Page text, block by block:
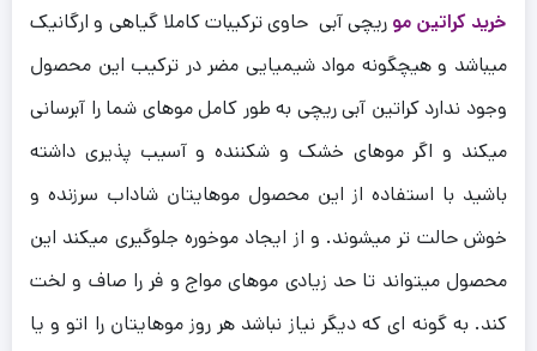
خرید کراتین مو ریچی آبی حاوی ترکیبات کاملا گیاهی و ارگانیک
میباشد و هیچگونه مواد شیمیایی مضر در ترکیب این محصول
وجود ندارد کراتین آبی ریچی به طور کامل موهای شما را آبرسانی
میکند و اگر موهای خشک و شکننده و آسیب پذیری داشته
باشید با استفاده از این محصول موهایتان شاداب سرزنده و
خوش حالت تر میشوند. و از ایجاد موخوره جلوگیری میکند این
محصول میتواند تا حد زیادی موهای مواج و فر را صاف و لخت
کند. به گونه ای که دیگر نیاز نباشد هر روز موهایتان را اتو و یا